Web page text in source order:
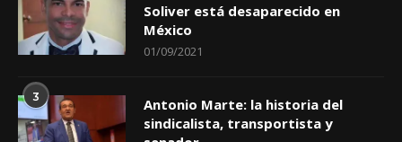
Soliver está desaparecido en
México
01/09/2021
3
Antonio Marte: la historia del
sindicalista, transportista y